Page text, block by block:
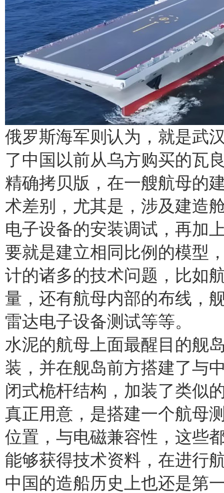
俄罗斯海军则认为，就是武
了中国以前从乌方购买的瓦
精确拷贝版，在一艘航母的
术差别，尤其是，涉及建造
电子设备的安装调试，再加
要就是建立相同比例的模型
计的诸多的技术问题，比如
量，还有航母内部的布线，
雷达电子设备测试等等。
水泥的航母上面最醒目的舰
装，并在舰岛前方搭建了与
闭式桅杆结构，加装了类似
真正用意，是搭建一个航母
位置，与电磁兼容性，这些
能够获得技术资料，在进行
中国的造船历史上也还是第